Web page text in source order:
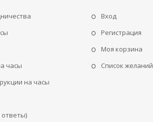
часы
на часы
ответы)
Вход
Регистрация
Моя корзина
Cписок желаний